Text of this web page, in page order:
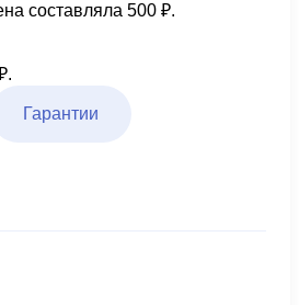
составляла 500 ₽.
Гарантии